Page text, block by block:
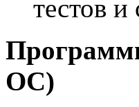
тестов и
ОС)